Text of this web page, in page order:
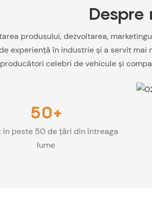
Despre
produsului, dezvoltarea,
experiență în industrie și a servit
producători celebri de vehicule și
50+
în peste 50 de țări din întreaga
lume